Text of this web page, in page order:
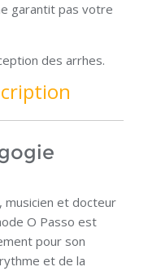
garantit pas votre
des arrhes.
, musicien et docteur
O Passo est
pour son
et de la